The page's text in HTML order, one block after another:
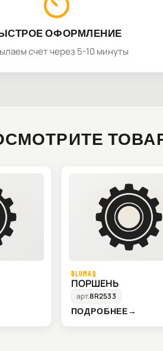
ОФОРМЛЕНИЕ
счет через 5-10 минуты
BLUMAQ
ПОРШЕНЬ
арт.8R2533
ПОДРОБНЕЕ→